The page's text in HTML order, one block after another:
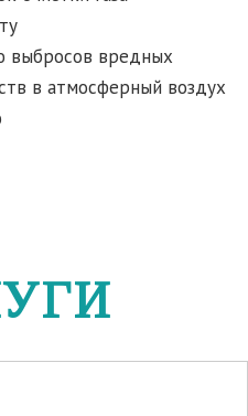
вредных
в атмосферный воздух